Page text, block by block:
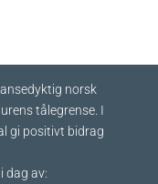
norsk
tålegrense. I
gi positivt bidrag
dag av: